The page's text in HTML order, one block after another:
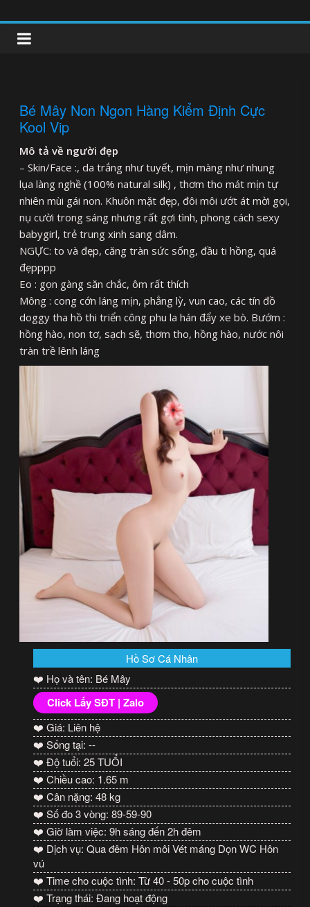
to
content
clipnonglive.com
Bé Mây Non Ngon Hàng Kiểm Định Cực
Kool Vip
Mô tả về người đẹp
– Skin/Face :, da trắng như tuyết, mịn màng như nhung
lụa làng nghề (100% natural silk) , thơm tho mát mịn tự
nhiên mùi gái non. Khuôn mặt đẹp, đôi môi ướt át mời gọi,
nụ cười trong sáng nhưng rất gợi tình, phong cách sexy
babygirl, trẻ trung xinh sang dâm.
NGỰC: to và đẹp, căng tràn sức sống, đầu ti hồng, quá
đẹpppp
Eo : gọn gàng săn chắc, ôm rất thích
Mông : cong cớn láng mịn, phẳng lỳ, vun cao, các tín đồ
doggy tha hồ thi triển công phu la hán đẩy xe bò. Bướm :
hồng hào, non tơ, sạch sẽ, thơm tho, hồng hào, nước nôi
tràn trề lênh láng
Hồ Sơ Cá Nhân
❤️ Họ và tên: Bé Mây
Click Lấy SĐT | Zalo
❤️ Giá: Liên hệ
❤️ Sống tại: --
❤️ Độ tuổi: 25 TUỔI
❤️ Chiều cao: 1.65 m
❤️ Cân nặng: 48 kg
❤️ Số đo 3 vòng: 89-59-90
❤️ Giờ làm việc: 9h sáng đến 2h đêm
❤️ Dịch vụ: Qua đêm Hôn môi Vét máng Dọn WC Hôn
vú
❤️ Time cho cuộc tình: Từ 40 - 50p cho cuộc tình
❤️ Trạng thái: Đang hoạt động